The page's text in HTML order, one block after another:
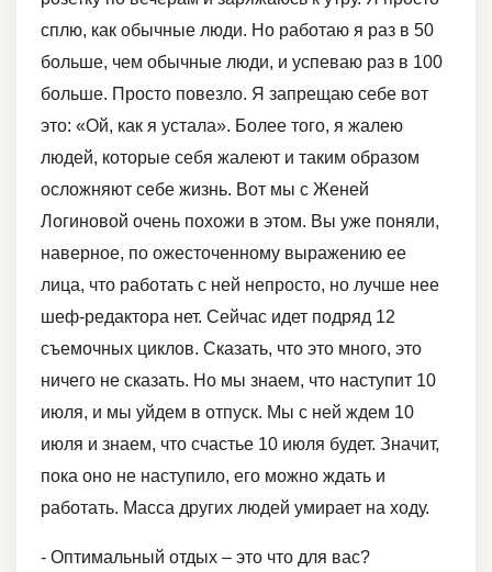
сплю, как обычные люди. Но работаю я раз в 50
больше, чем обычные люди, и успеваю раз в 100
больше. Просто повезло. Я запрещаю себе вот
это: «Ой, как я устала». Более того, я жалею
людей, которые себя жалеют и таким образом
осложняют себе жизнь. Вот мы с Женей
Логиновой очень похожи в этом. Вы уже поняли,
наверное, по ожесточенному выражению ее
лица, что работать с ней непросто, но лучше нее
шеф-редактора нет. Сейчас идет подряд 12
съемочных циклов. Сказать, что это много, это
ничего не сказать. Но мы знаем, что наступит 10
июля, и мы уйдем в отпуск. Мы с ней ждем 10
июля и знаем, что счастье 10 июля будет. Значит,
пока оно не наступило, его можно ждать и
работать. Масса других людей умирает на ходу.
- Оптимальный отдых – это что для вас?